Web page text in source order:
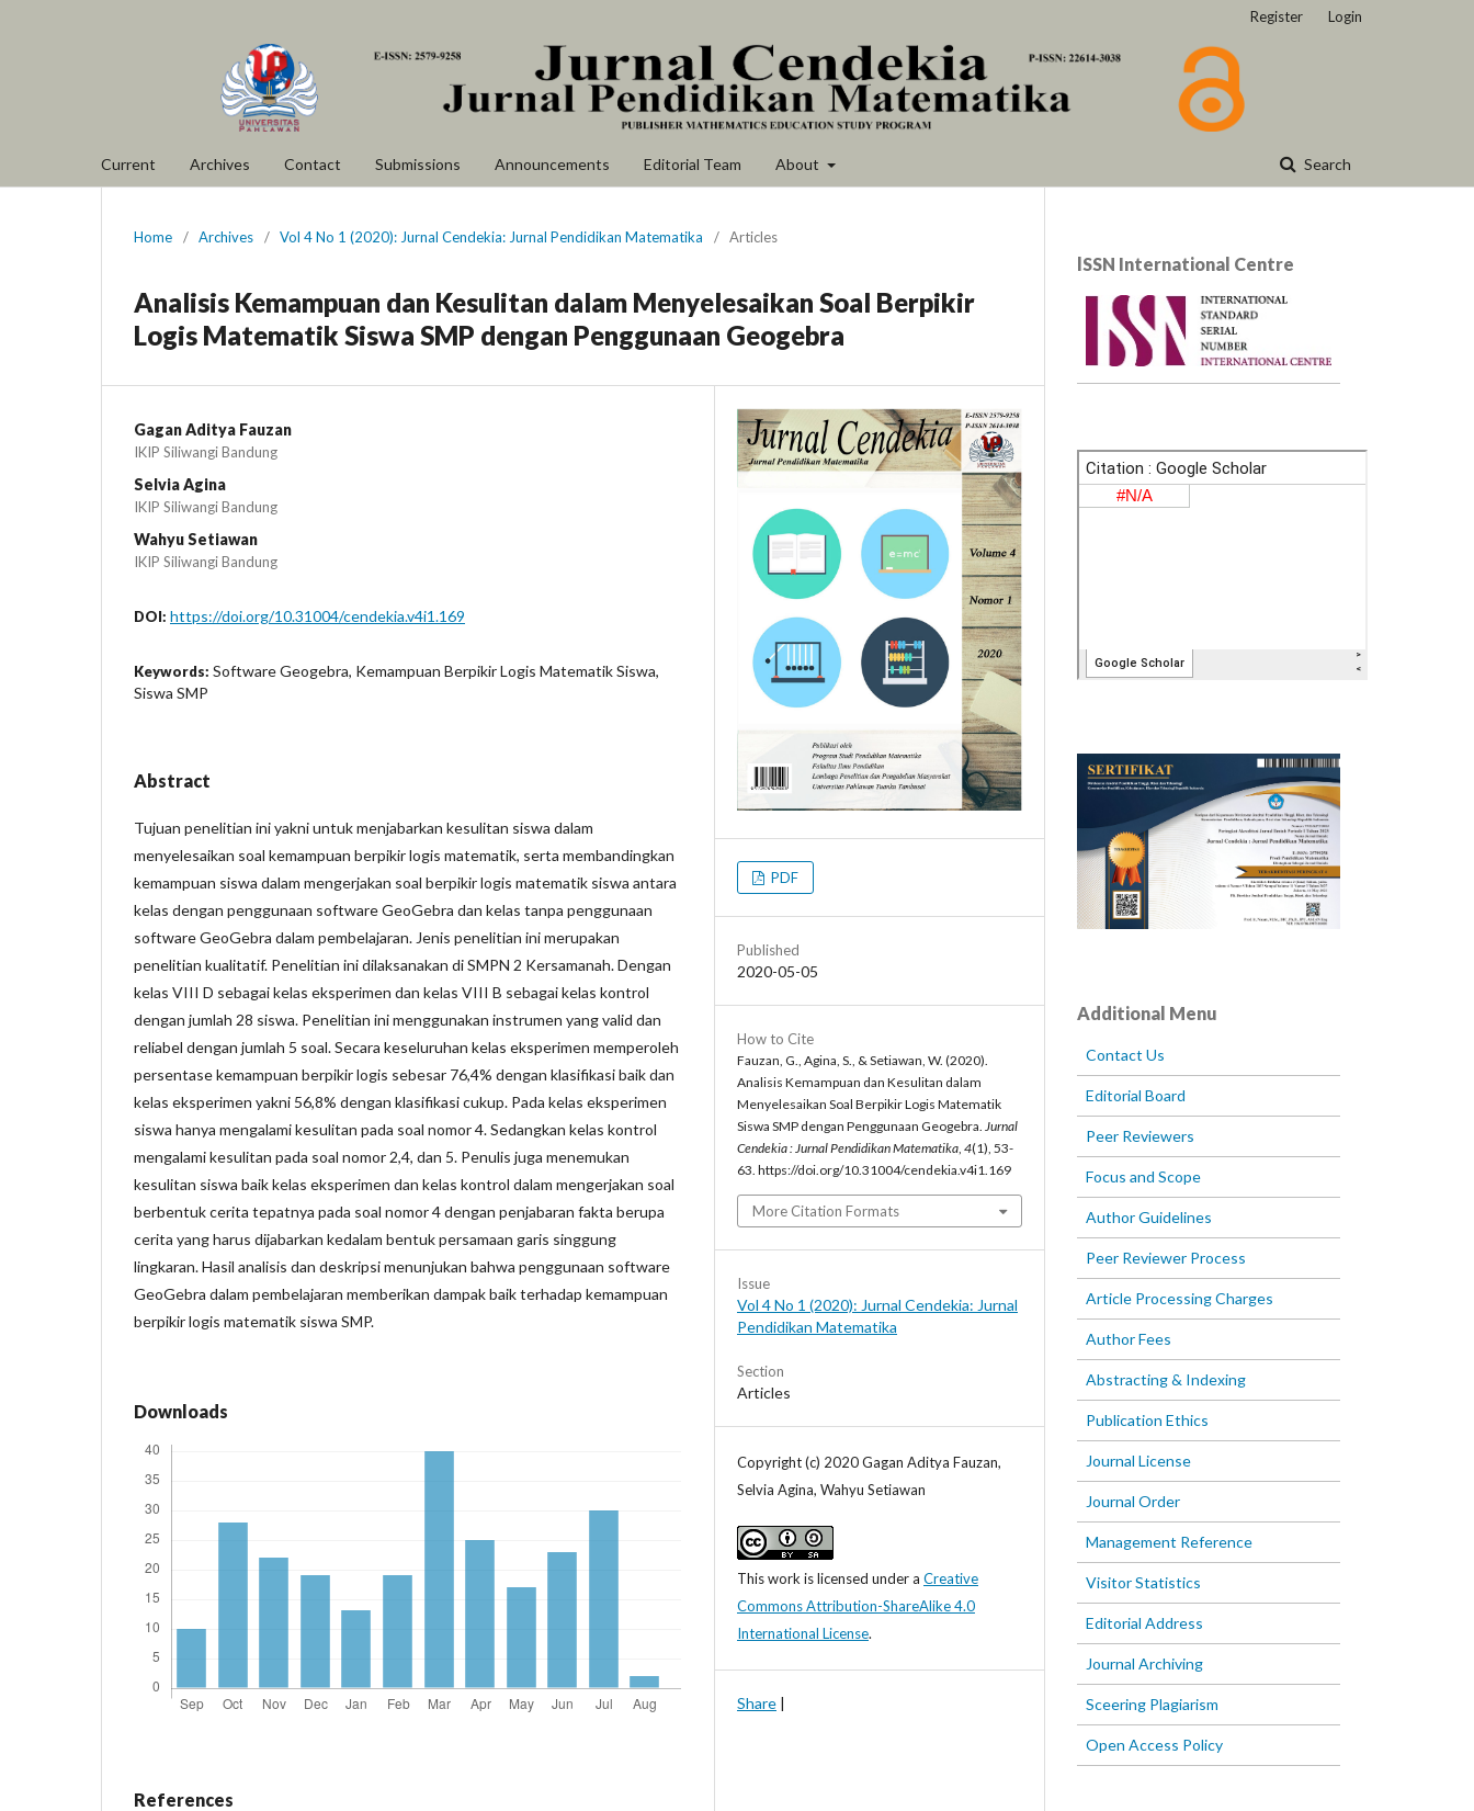
Current Archives Contact Submissions Announcements Editorial Team About Search
Register Login
Home / Archives / Vol 4 No 1 (2020): Jurnal Cendekia: Jurnal Pendidikan Matematika / Articles
Analisis Kemampuan dan Kesulitan dalam Menyelesaikan Soal Berpikir
Logis Matematik Siswa SMP dengan Penggunaan Geogebra
Gagan Aditya Fauzan
IKIP Siliwangi Bandung
Selvia Agina
IKIP Siliwangi Bandung
Wahyu Setiawan
IKIP Siliwangi Bandung
DOI: https://doi.org/10.31004/cendekia.v4i1.169
Keywords: Software Geogebra, Kemampuan Berpikir Logis Matematik Siswa,
Siswa SMP
Abstract
Tujuan penelitian ini yakni untuk menjabarkan kesulitan siswa dalam
menyelesaikan soal kemampuan berpikir logis matematik, serta membandingkan
kemampuan siswa dalam mengerjakan soal berpikir logis matematik siswa antara
kelas dengan penggunaan software GeoGebra dan kelas tanpa penggunaan
software GeoGebra dalam pembelajaran. Jenis penelitian ini merupakan
penelitian kualitatif. Penelitian ini dilaksanakan di SMPN 2 Kersamanah. Dengan
kelas VIII D sebagai kelas eksperimen dan kelas VIII B sebagai kelas kontrol
dengan jumlah 28 siswa. Penelitian ini menggunakan instrumen yang valid dan
reliabel dengan jumlah 5 soal. Secara keseluruhan kelas eksperimen memperoleh
persentase kemampuan berpikir logis sebesar 76,4% dengan klasifikasi baik dan
kelas eksperimen yakni 56,8% dengan klasifikasi cukup. Pada kelas eksperimen
siswa hanya mengalami kesulitan pada soal nomor 4. Sedangkan kelas kontrol
mengalami kesulitan pada soal nomor 2,4, dan 5. Penulis juga menemukan
kesulitan siswa baik kelas eksperimen dan kelas kontrol dalam mengerjakan soal
berbentuk cerita tepatnya pada soal nomor 4 dengan penjabaran fakta berupa
cerita yang harus dijabarkan kedalam bentuk persamaan garis singgung
lingkaran. Hasil analisis dan deskripsi menunjukan bahwa penggunaan software
GeoGebra dalam pembelajaran memberikan dampak baik terhadap kemampuan
berpikir logis matematik siswa SMP.
Downloads
References
PDF
Published
2020-05-05
How to Cite
Fauzan, G., Agina, S., & Setiawan, W. (2020).
Analisis Kemampuan dan Kesulitan dalam
Menyelesaikan Soal Berpikir Logis Matematik
Siswa SMP dengan Penggunaan Geogebra. Jurnal
Cendekia : Jurnal Pendidikan Matematika, 4(1), 53-
63. https://doi.org/10.31004/cendekia.v4i1.169
More Citation Formats
Issue
Vol 4 No 1 (2020): Jurnal Cendekia: Jurnal
Pendidikan Matematika
Section
Articles
Copyright (c) 2020 Gagan Aditya Fauzan,
Selvia Agina, Wahyu Setiawan
This work is licensed under a Creative
Commons Attribution-ShareAlike 4.0
International License.
Share |
lSSN International Centre
Additional Menu
Contact Us
Editorial Board
Peer Reviewers
Focus and Scope
Author Guidelines
Peer Reviewer Process
Article Processing Charges
Author Fees
Abstracting & Indexing
Publication Ethics
Journal License
Journal Order
Management Reference
Visitor Statistics
Editorial Address
Journal Archiving
Sceering Plagiarism
Open Access Policy